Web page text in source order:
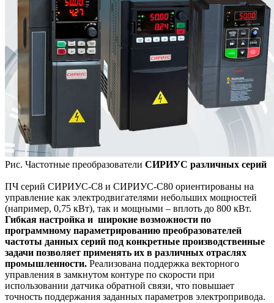
Рис. Частотные преобразователи СИРИУС различных серий
ПЧ серий СИРИУС-С8 и СИРИУС-С80 ориентированы на
управление как электродвигателями небольших мощностей
(например, 0,75 кВт), так и мощными – вплоть до 800 кВт.
Гибкая настройка и широкие возможности по
программному параметрированию преобразователей
частоты данных серий под конкретные производственные
задачи позволяет применять их в различных отраслях
промышленности. Реализована поддержка векторного
управления в замкнутом контуре по скорости при
использовании датчика обратной связи, что повышает
точность поддержания заданных параметров электропривода.